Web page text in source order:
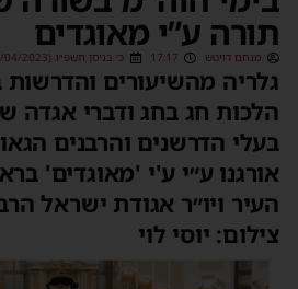
תורה ע”י מאוגדים
מנחם דויטש 17:17 כ׳ בניסן תשפ״ג (11/04/2023)
גלריה מהשיעורים והדרשות
הלכות חג בחג ודברי אגדה
בעלי הדרשנים והרבנים
אורגנו ע״י ע'י 'מאוגדים'
העיר ויו״ר אגודת ישראל
צילום: יוסי לוי